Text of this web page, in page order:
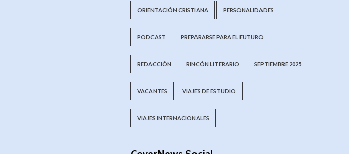
ORIENTACIÓN CRISTIANA PERSONALIDADES
PODCAST PREPARARSE PARA EL FUTURO
REDACCIÓN RINCÓN LITERARIO SEPTIEMBRE 2025
VACANTES VIAJES DE ESTUDIO
VIAJES INTERNACIONALES